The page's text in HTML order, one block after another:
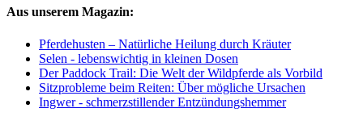
Aus unserem Magazin:
Pferdehusten – Natürliche Heilung durch Kräuter
Selen - lebenswichtig in kleinen Dosen
Der Paddock Trail: Die Welt der Wildpferde als Vorbild
Sitzprobleme beim Reiten: Über mögliche Ursachen
Ingwer - schmerzstillender Entzündungshemmer